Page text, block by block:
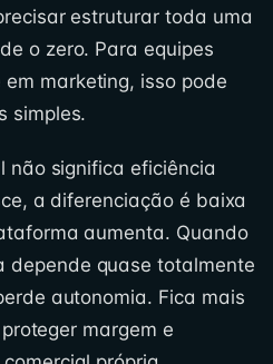
estruturar toda uma
o zero. Para equipes
marketing, isso pode
simples.
não significa eficiência
a diferenciação é baixa
aumenta. Quando
depende quase totalmente
autonomia. Fica mais
margem e